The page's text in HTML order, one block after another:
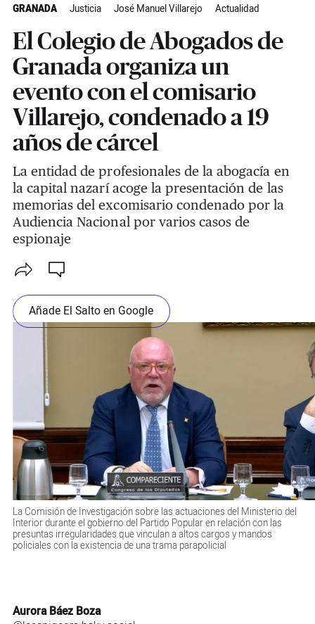
GRANADA Justicia José Manuel Villarejo Actualidad
El Colegio de Abogados de
Granada organiza un
evento con el comisario
Villarejo, condenado a 19
años de cárcel
La entidad de profesionales de la abogacía en
la capital nazarí acoge la presentación de las
memorias del excomisario condenado por la
Audiencia Nacional por varios casos de
espionaje
Añade El Salto en Google
La Comisión de Investigación sobre las actuaciones del Ministerio del
Interior durante el gobierno del Partido Popular en relación con las
presuntas irregularidades que vinculan a altos cargos y mandos
policiales con la existencia de una trama parapolicial
Aurora Báez Boza